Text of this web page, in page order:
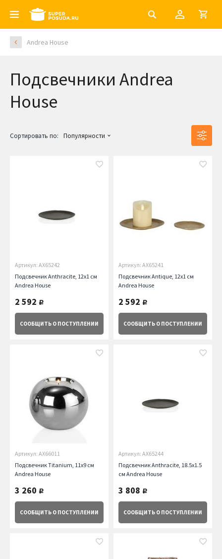
Andrea House
Подсвечники Andrea
House
Сортировать по: Популярности
Артикул: AX65242
Подсвечник Anthracite, 12х1 см
Andrea House
2 592 руб.
СООБЩИТЬ О ПОСТУПЛЕНИИ
Артикул: AX65241
Подсвечник Antique, 12х1 см
Andrea House
2 592 руб.
СООБЩИТЬ О ПОСТУПЛЕНИИ
Артикул: AX66011
Подсвечник Titanium, 11х9 см
Andrea House
3 260 руб.
СООБЩИТЬ О ПОСТУПЛЕНИИ
Артикул: AX65244
Подсвечник Anthracite, 18.5х1.5
см Andrea House
3 808 руб.
СООБЩИТЬ О ПОСТУПЛЕНИИ